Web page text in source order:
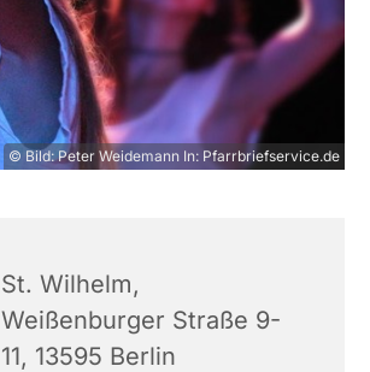
© Bild: Peter Weidemann In: Pfarrbriefservice.de
St. Wilhelm,
Weißenburger Straße 9-
11, 13595 Berlin